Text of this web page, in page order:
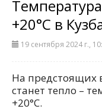
+20°C в
19 сентября 2024 г.,
На предстоящих
станет тепло –
+20°C.